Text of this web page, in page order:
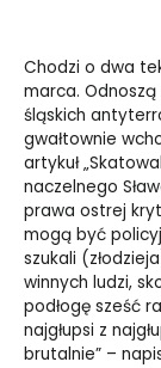
Chodzi o dwa
marca.
śląskich
gwałtownie
artykuł
naczelnego
prawa ostrej
mogą być
szukali
winnych ludzi,
podłogę sześć
najgłupsi z
brutalnie” –